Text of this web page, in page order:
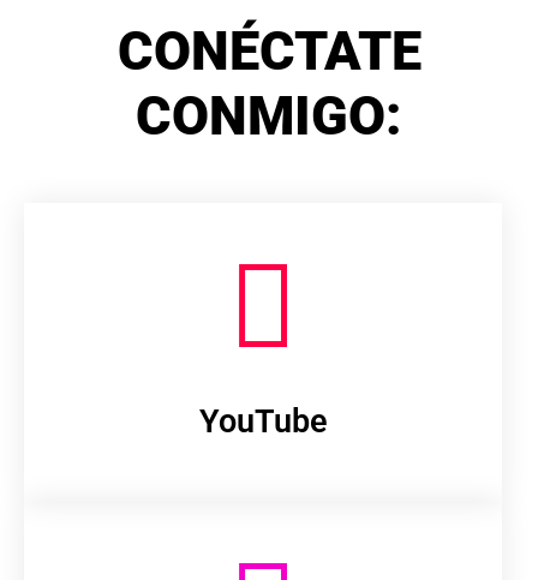
CONÉCTATE
CONMIGO:
YouTube